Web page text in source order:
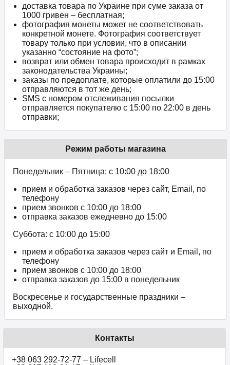
доставка товара по Украине при суме заказа от
1000 гривен – бесплатная;
фотография монеты может не соответствовать
конкретной монете. Фотография соответствует
товару только при условии, что в описании
указанно “состояние на фото”;
возврат или обмен товара происходит в рамках
законодательства Украины;
заказы по предоплате, которые оплатили до 15:00
отправляются в тот же день;
SMS с номером отслеживания посылки
отправляется покупателю с 15:00 по 22:00 в день
отправки;
Режим работы магазина
Понедельник – Пятница: с 10:00 до 18:00
прием и обработка заказов через сайт, Email, по
телефону
прием звонков c 10:00 до 18:00
отправка заказов ежедневно до 15:00
Суббота: с 10:00 до 15:00
прием и обработка заказов через сайт и Email, по
телефону
прием звонков c 10:00 до 18:00
отправка заказов до 15:00 в понедельник
Воскресенье и государственные праздники –
выходной.
Контакты
+38 063 292-72-77 – Lifecell